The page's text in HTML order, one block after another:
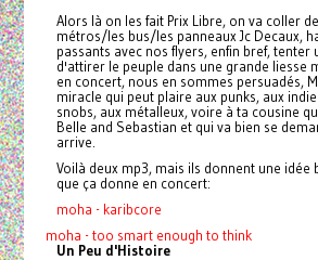
Alors là on les fait Prix Libre, on va coller
métros/les bus/les panneaux Jc Decaux,
passants avec nos flyers, enfin bref, tenter
d'attirer le peuple dans une grande liesse
en concert, nous en sommes persuadés,
miracle qui peut plaire aux punks, aux
snobs, aux métalleux, voire à ta cousine
Belle and Sebastian et qui va bien se
arrive.
Voilà deux mp3, mais ils donnent une idée
que ça donne en concert:
moha - karibcore
moha - too smart enough to think
Un Peu d'Histoire